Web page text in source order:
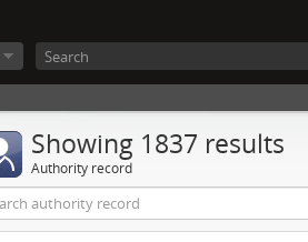
Showing 1837 results
Authority record